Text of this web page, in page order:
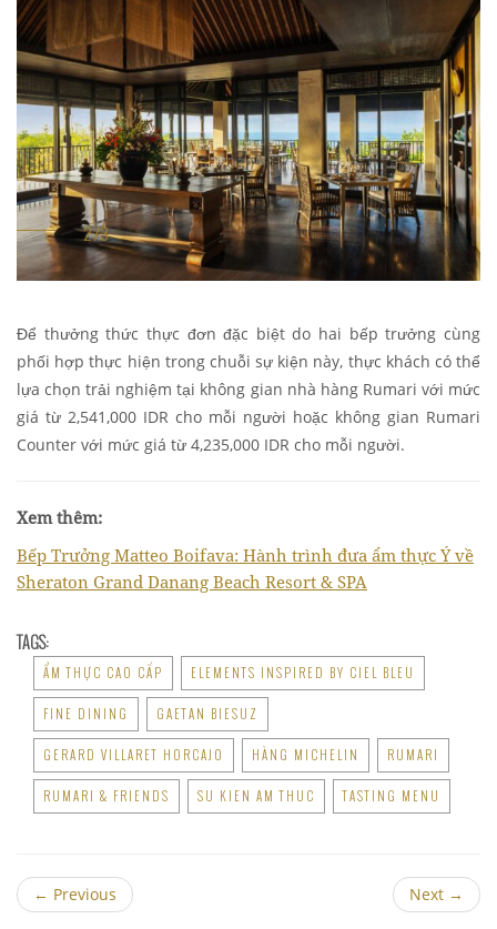
Để thưởng thức thực đơn đặc biệt do hai bếp trưởng cùng
phối hợp thực hiện trong chuỗi sự kiện này, thực khách có thể
lựa chọn trải nghiệm tại không gian nhà hàng Rumari với mức
giá từ 2,541,000 IDR cho mỗi người hoặc không gian Rumari
Counter với mức giá từ 4,235,000 IDR cho mỗi người.
Xem thêm:
Bếp Trưởng Matteo Boifava: Hành trình đưa ẩm thực Ý về
Sheraton Grand Danang Beach Resort & SPA
TAGS:
ẨM THỰC CAO CẤP ELEMENTS INSPIRED BY CIEL BLEU
FINE DINING GAETAN BIESUZ
GERARD VILLARET HORCAJO HÀNG MICHELIN RUMARI
RUMARI & FRIENDS SU KIEN AM THUC TASTING MENU
← Previous Next →